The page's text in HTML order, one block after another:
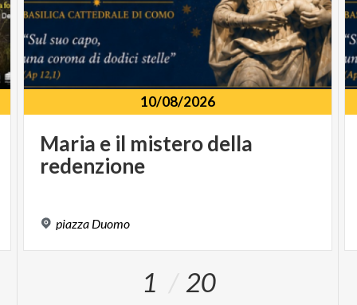
10/08/2026
Maria e il misterodella
redenzione
piazza Duomo
1 20